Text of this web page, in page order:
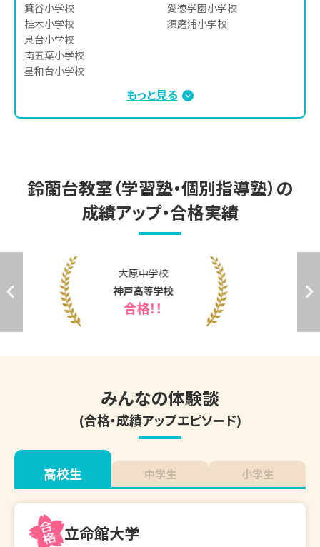
箕谷小学校
桂木小学校
泉台小学校
南五葉小学校
星和台小学校
愛徳学園小学校
須磨浦小学校
もっと見る
鈴蘭台教室（学習塾・個別指導塾）の
成績アップ・合格実績
小部中学校
神戸鈴蘭台高等学校
合格！！
みんなの体験談
(合格・成績アップエピソード)
高校生 中学生 小学生
立命館大学